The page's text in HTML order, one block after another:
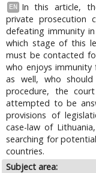
EN
In this article,
private prosecution
defeating immunity
which stage of this
must be contacted
who enjoys immunity
as well, who
procedure, the
attempted to be
provisions of
case-law of
searching for
countries.
Subject area: